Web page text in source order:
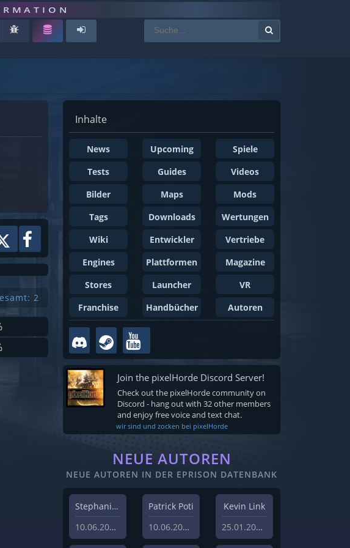
2
Inhalte
News Upcoming
Spiele
Tests
Guides
Videos
Bilder
Maps
Mods
Tags
Downloads
Wertungen
Wiki
Entwickler
Vertriebe
Engines
Plattformen
Magazine
Stores
Launcher
VR
Franchise
Handbücher Autoren
Join the pixelHorde Discord Server!
Check out the pixelHorde community on
Discord - hang out with 32 other members
and enjoy free voice and text chat.
wir sind und zocken bei pixelHorde
NEUE AUTOREN
NEUE AUTOREN IN DER EPRISON DATENBANK
Stephanie Schlottag
10.06.2026
Patrick Poti
10.06.2026
Kevin Link
25.01.2024